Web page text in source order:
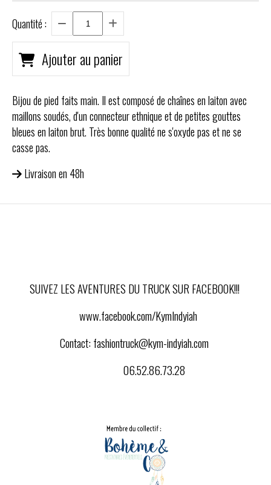
Quantité :
Ajouter au panier
Bijou de pied faits main. Il est composé de chaînes en laiton avec
maillons soudés, d'un connecteur ethnique et de petites gouttes
bleues en laiton brut. Très bonne qualité ne s'oxyde pas et ne se
casse pas.
Livraison en 48h
SUIVEZ LES AVENTURES DU TRUCK SUR FACEBOOK!!!
www.facebook.com/KymIndyiah
Contact:fashiontruck@kym-indyiah.com
06.52.86.73.28